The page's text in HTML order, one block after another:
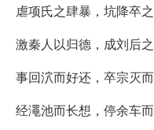
虐项氏之肆暴，坑降卒之
激秦人以归德，成刘后之
事回泬而好还，卒宗灭而
经澠池而长想，停余车而